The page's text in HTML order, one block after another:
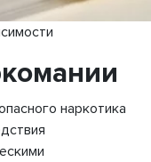
наркотика